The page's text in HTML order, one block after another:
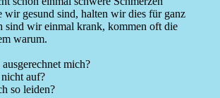
wir gesund sind, halten wir dies für ganz
sind wir einmal krank, kommen oft die
warum.
mich?
auf?
so leiden?